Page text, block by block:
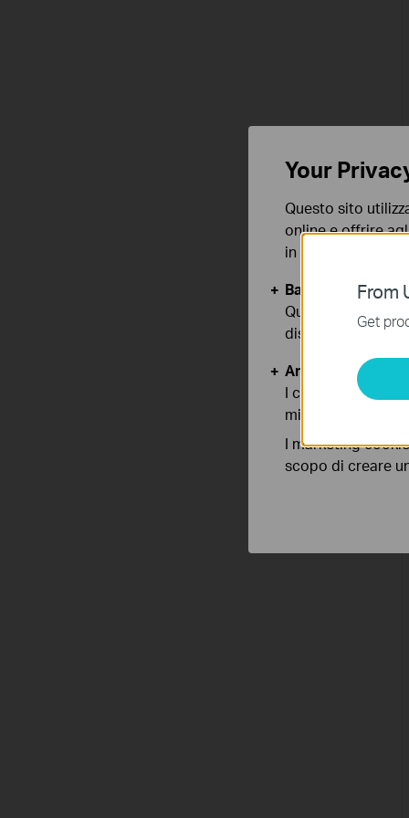
From
Get
Your
Questo sito
online e offrire
in qualunque
Basic Cookies
Questi cookies
disattivati nel tuo
Analytics e
I cookies analitici
migliorarne le
I marketing
scopo di creare